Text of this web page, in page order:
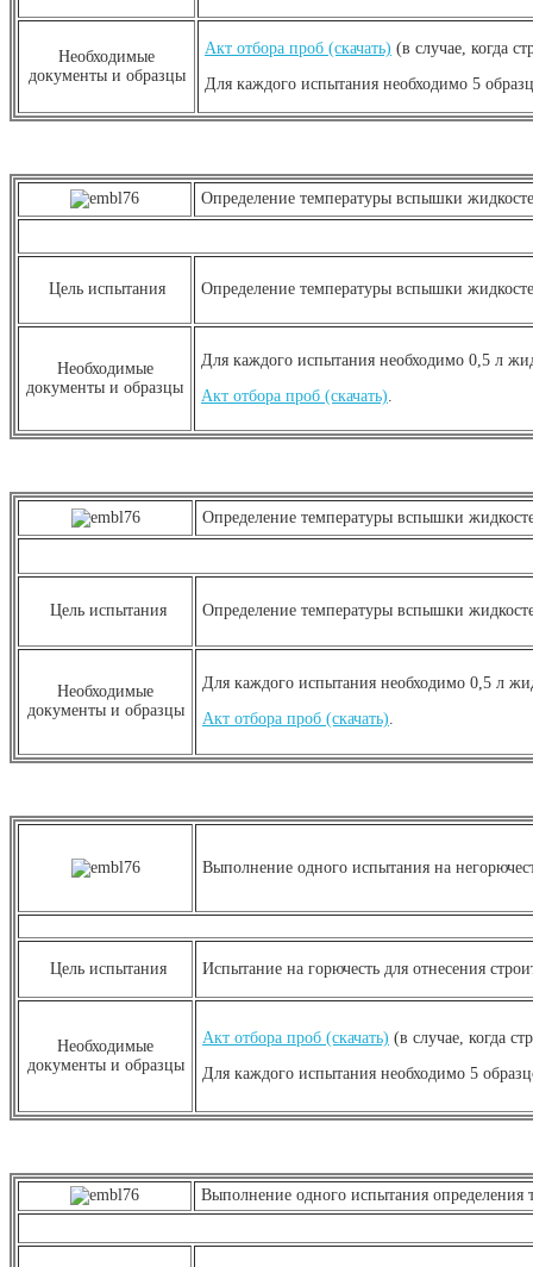
Необходимые
документы и образцы
Акт отбора проб (скачать) (в случае, когда
Для каждого испытания необходимо 5
Определение температуры вспышки
Цель испытания Определение температуры вспышки
Необходимые
документы и образцы
Для каждого испытания необходимо 0,5 л
Акт отбора проб (скачать).
Определение температуры вспышки
Цель испытания Определение температуры вспышки
Необходимые
документы и образцы
Для каждого испытания необходимо 0,5 л
Акт отбора проб (скачать).
Выполнение одного испытания на
Цель испытания Испытание на горючесть для отнесения
Необходимые
документы и образцы
Акт отбора проб (скачать) (в случае, когда
Для каждого испытания необходимо 5
Выполнение одного испытания